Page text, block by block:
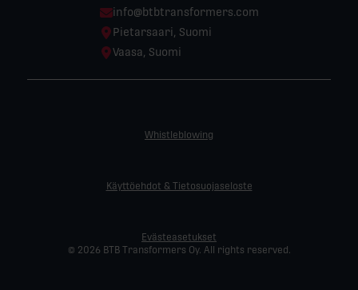
Email:
info@btbtransformers.com
Location:
Pietarsaari, Suomi
Location:
Vaasa, Suomi
© 2026 BTB Transformers Oy. All rights reserved.
Whistleblowing
Käyttöehdot & Tietosuojaseloste
Evästeasetukset